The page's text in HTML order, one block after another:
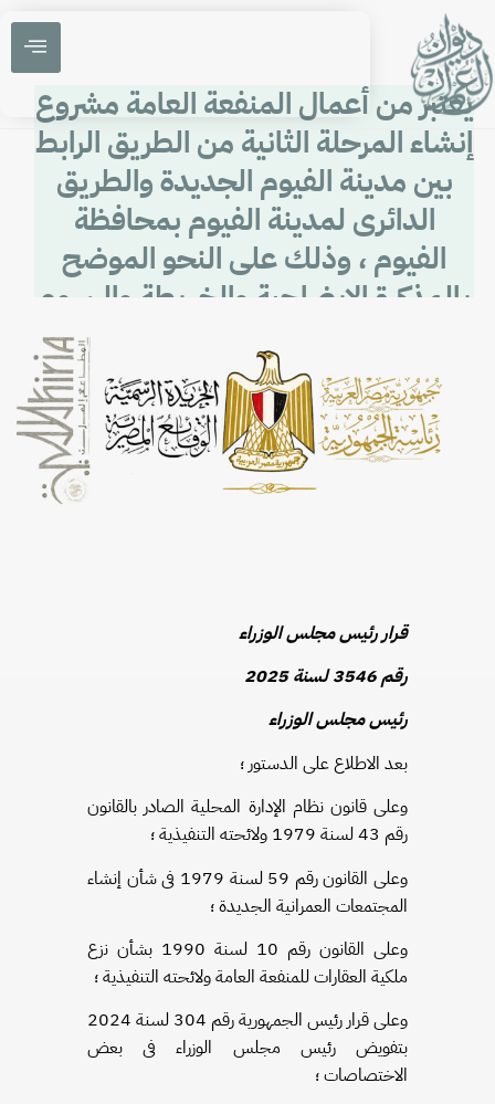
يعتبر من أعمال المنفعة العامة مشروع
إنشاء المرحلة الثانية من الطريق الرابط
بين مدينة الفيوم الجديدة والطريق
الدائرى لمدينة الفيوم بمحافظة
الفيوم ، وذلك على النحو الموضح
بالمذكرة الإيضاحية والخريطة والرسوم
قرار رئيس مجلس الوزراء
رقم 3546 لسنة 2025
رئيس مجلس الوزراء
بعد الاطلاع على الدستور ؛
وعلى قانون نظام الإدارة المحلية الصادر بالقانون
رقم 43 لسنة 1979
ولائحته التنفيذية ؛
وعلى القانون رقم 59 لسنة 1979 فى شأن إنشاء
المجتمعات العمرانية الجديدة ؛
وعلى القانون رقم 10 لسنة 1990 بشأن نزع
ملكية العقارات للمنفعة العامة ولائحته التنفيذية ؛
وعلى قرار رئيس الجمهورية رقم 304 لسنة 2024
بتفويض رئيس مجلس الوزراء فى بعض
الاختصاصات ؛